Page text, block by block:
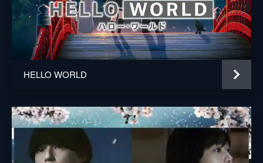
製作 中山良夫
齋藤佑佳
井上伸一郎
中村理一郎
HELLO WORLD